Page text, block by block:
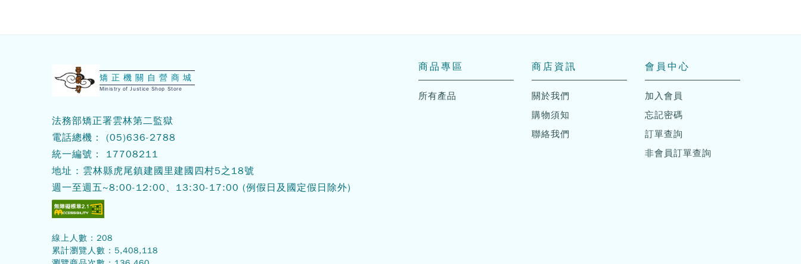
矯正機關自營商城
Ministry of Justice Shop Store
法務部矯正署雲林第二監獄
電話總機： (05)636-2788
統一編號： 17708211
地址 : 雲林縣虎尾鎮建國里建國四村5之18號
週一至週五~8:00-12:00、13:30-17:00 (例假日及國定假日除外)
商品專區
所有產品
商店資訊
關於我們
購物須知
聯絡我們
會員中心
加入會員
忘記密碼
訂單查詢
非會員訂單查詢
線上人數： 208
累計瀏覽人數： 5,408,118